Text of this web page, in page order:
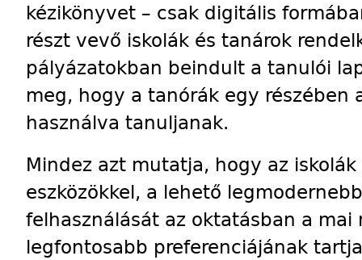
kézikönyvet – csak digitális
részt vevő iskolák és tanárok
pályázatokban beindult a tanulói
meg, hogy a tanórák egy részében
használva tanuljanak.
Mindez azt mutatja, hogy az
eszközökkel, a lehető
felhasználását az ok­tatásban a
legfontosabb preferenciájának